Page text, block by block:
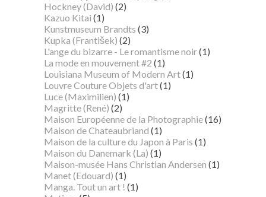
Hockney (David) (2)
Kazuo Kitai (1)
Kunstmuseum Brandts (3)
Kupka (František) (2)
L'ange du bizarre - Le romantisme noir(1)
La mode en mouvement #2 (1)
Louisiana Museum of Modern Art(1)
Louvre Couture Objets d'art(1)
Luce (Maximilien) (1)
Magritte (René) (2)
Maison Européenne de la Photographie(16)
Maison de Chateaubriand (1)
Maison de la culture du Japon à Paris (1)
Maison du Danemark (La) (1)
Maison-musée Hans Christian Andersen (1)
Manet (Edouard) (1)
Manga. Tout un art ! (1)